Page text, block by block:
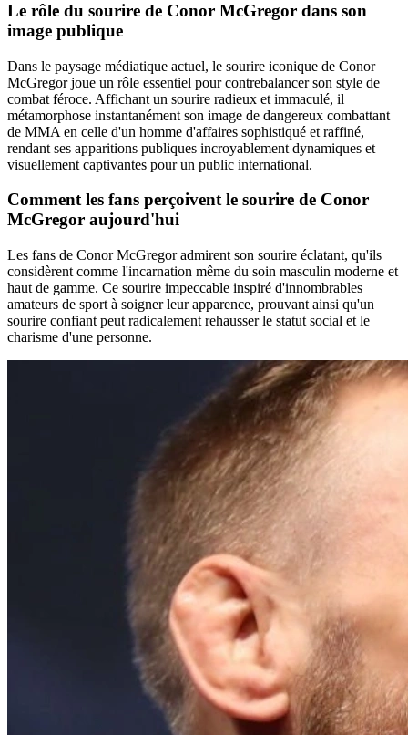
Le rôle du sourire de Conor McGregor dans son
image publique
Dans le paysage médiatique actuel, le sourire iconique de Conor
McGregor joue un rôle essentiel pour contrebalancer son style de
combat féroce. Affichant un sourire radieux et immaculé, il
métamorphose instantanément son image de dangereux combattant
de MMA en celle d'un homme d'affaires sophistiqué et raffiné,
rendant ses apparitions publiques incroyablement dynamiques et
visuellement captivantes pour un public international.
Comment les fans perçoivent le sourire de Conor
McGregor aujourd'hui
Les fans de Conor McGregor admirent son sourire éclatant, qu'ils
considèrent comme l'incarnation même du soin masculin moderne et
haut de gamme. Ce sourire impeccable inspiré d'innombrables
amateurs de sport à soigner leur apparence, prouvant ainsi qu'un
sourire confiant peut radicalement rehausser le statut social et le
charisme d'une personne.